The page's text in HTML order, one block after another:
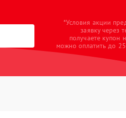
*Условия акции
заявку через
получаете купон
можно оплатить до